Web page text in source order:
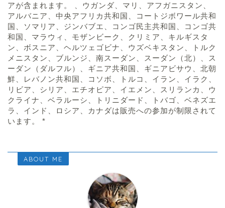
アが含まれます。 、ウガンダ、マリ、アフガニスタン、
アルバニア、中央アフリカ共和国、コートジボワール共和
国、ソマリア、ジンバブエ、コンゴ民主共和国、コンゴ共
和国、マラウィ、モザンビーク、クリミア、キルギスタ
ン、ボスニア、ヘルツェゴビナ、ウズベキスタン、トルク
メニスタン、ブルンジ、南スーダン、スーダン（北）、ス
ーダン（ダルフル）、ギニア共和国、ギニアビサウ、北朝
鮮、レバノン共和国、コソボ、トルコ、イラン、イラク、
リビア、シリア、エチオピア、イエメン、スリランカ、ウ
クライナ、ベラルーシ、トリニダード、トバゴ、ベネズエ
ラ、インド、ロシア、カナダは販売への参加が制限されて
います。 *
ABOUT ME